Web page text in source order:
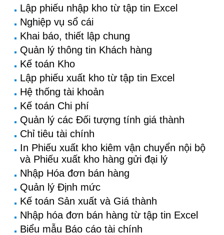
Lập phiếu nhập kho từ tập tin Excel
Nghiệp vụ sổ cái
Khai báo, thiết lập chung
Quản lý thông tin Khách hàng
Kế toán Kho
Lập phiếu xuất kho từ tập tin Excel
Hệ thống tài khoản
Kế toán Chi phí
Quản lý các Đối tượng tính giá thành
Chỉ tiêu tài chính
In Phiếu xuất kho kiêm vận chuyển nội bộ
và Phiếu xuất kho hàng gửi đại lý
Nhập Hóa đơn bán hàng
Quản lý Định mức
Kế toán Sản xuất và Giá thành
Nhập hóa đơn bán hàng từ tập tin Excel
Biểu mẫu Báo cáo tài chính